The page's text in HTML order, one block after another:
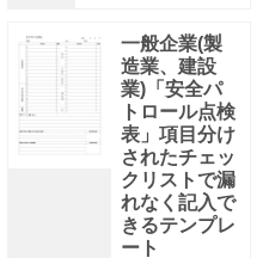
一般企業(製
造業、建設
業)「安全パ
トロール点検
表」項目分け
されたチェッ
クリストで漏
れなく記入で
きるテンプレ
ート